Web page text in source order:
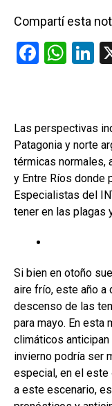
Compartí esta
F
b
o
o
k
W
s
A
p
p
Li
dI
n
Las perspectivas
Patagonia y norte
térmicas normales,
y Entre Ríos donde
Especialistas del
tener en las plagas
Si bien en otoño
aire frío, este año a
descenso de las
para mayo. En esta
climáticos
invierno podría ser
especial, en el este
a este escenario,